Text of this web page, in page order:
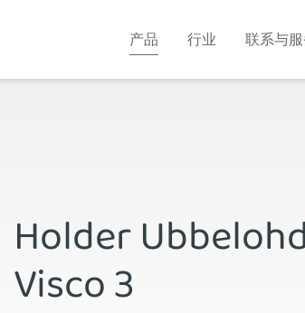
产品 行业 联系与
Holder
Visco 3